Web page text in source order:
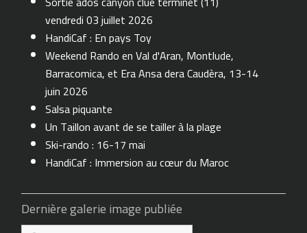
vendredi 03 juillet 2026
HandiCaf : En pays Toy
Weekend Rando en Val d'Aran, Montlude,
Barracomica, et Era Ansa dera Caudèra, 13-14
juin 2026
Salsa piquante
Un Taillon avant de se tailler à la plage
Ski-rando : 16-17 mai
HandiCaf : Immersion au cœur du Maroc
Dernière galerie image publiée